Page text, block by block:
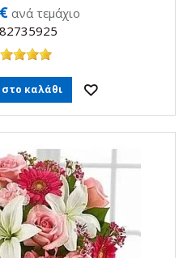
ανά τεμάχιο
καλάθι